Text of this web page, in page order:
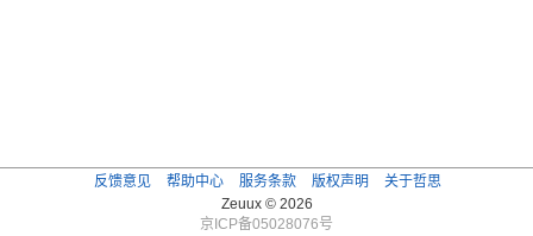
反馈意见 帮助中心 服务条款 版权声明
关于哲思
Zeuux © 2026
京ICP备05028076号